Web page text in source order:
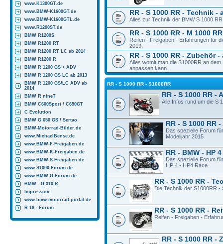
www.K1300GT.de
www.BMW-K1600GT.de
www.BMW-K1600GTL.de
www.R1200ST.de
BMW R1200S
BMW R1200 RT
BMW R1200 RT LC ab 2014
BMW R1200 R
BMW R 1200 GS + ADV
BMW R 1200 GS LC ab 2013
BMW R 1200 GS/LC ADV ab
2014
BMW R nineT
BMW C600Sport / C650GT
C Evolution
BMW G 650 GS / Sertao
BMW-Motorrad-Bilder.de
www.MichaelBense.de
www.BMW-F-Freigaben.de
www.BMW-K-Freigaben.de
www.BMW-S-Freigaben.de
www.S1000-Forum.de
www.BMW-G-Forum.de
BMW - G 310 R
Impressum
www.bmw-motorrad-portal.de
R 18 - Forum
RR - S 1000 RR - Technik -
Alles zur Technik der BMW S 1000
RR - S 1000 RR - M 1000
Reifen - Freigaben - Erfahrungen für
2019.
RR - S 1000 RR - Zubehör -
Alles womit man die S1000RR an
anpassen kann.
RR - S 1000 RR - S1000RR
RR - S 1000 RR -
Alle Infos rund um die S
RR - S 1000 RR
Das spezielle Forum
Modelljahr 2015
RR - BMW - HP
Das spezielle Forum
HP 4 - HP4 Race.
RR - S 1000 RR -
Die Technik der S1000RR
RR - S 1000 RR -
Reifen - Freigaben -
RR - S 1000 RR -